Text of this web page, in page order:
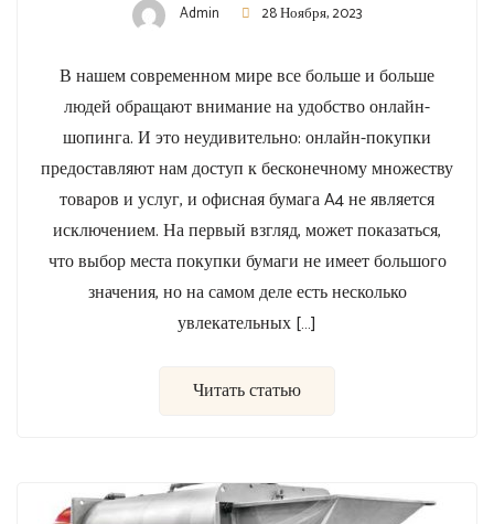
Admin 28 Ноября, 2023
В нашем современном мире все больше и больше
людей обращают внимание на удобство онлайн-
шопинга. И это неудивительно: онлайн-покупки
предоставляют нам доступ к бесконечному множеству
товаров и услуг, и офисная бумага A4 не является
исключением. На первый взгляд, может показаться,
что выбор места покупки бумаги не имеет большого
значения, но на самом деле есть несколько
увлекательных […]
Читать статью